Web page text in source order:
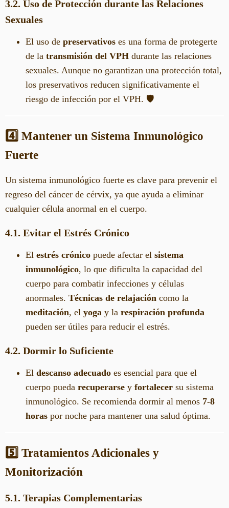
3.2. Uso de Protección durante las Relaciones
Sexuales
El uso de preservativos es una forma de protegerte
de la transmisión del VPH durante las relaciones
sexuales. Aunque no garantizan una protección total,
los preservativos reducen significativamente el
riesgo de infección por el VPH. 🛡️
4️⃣ Mantener un Sistema Inmunológico
Fuerte
Un sistema inmunológico fuerte es clave para prevenir el
regreso del cáncer de cérvix, ya que ayuda a eliminar
cualquier célula anormal en el cuerpo.
4.1. Evitar el Estrés Crónico
El estrés crónico puede afectar el sistema
inmunológico, lo que dificulta la capacidad del
cuerpo para combatir infecciones y células
anormales. Técnicas de relajación como la
meditación, el yoga y la respiración profunda
pueden ser útiles para reducir el estrés.
4.2. Dormir lo Suficiente
El descanso adecuado es esencial para que el
cuerpo pueda recuperarse y fortalecer su sistema
inmunológico. Se recomienda dormir al menos 7-8
horas por noche para mantener una salud óptima.
5️⃣ Tratamientos Adicionales y
Monitorización
5.1. Terapias Complementarias